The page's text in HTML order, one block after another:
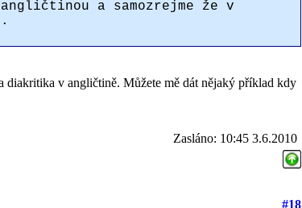
a samozrejme že v
diakritika v angličtině. Můžete mě dát nějaký příklad kdy
Zasláno: 10:45 3.6.2010
#18